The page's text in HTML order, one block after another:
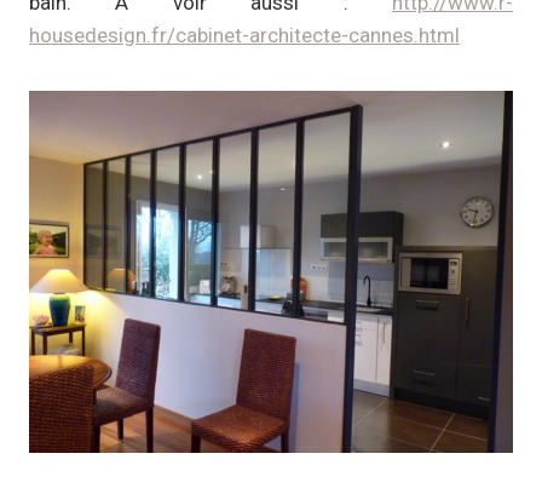
housedesign.fr/cabinet-architecte-cannes.html